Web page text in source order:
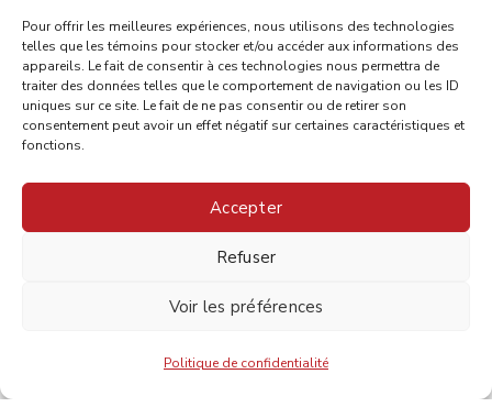
Pour offrir les meilleures expériences, nous utilisons des technologies
telles que les témoins pour stocker et/ou accéder aux informations des
appareils. Le fait de consentir à ces technologies nous permettra de
traiter des données telles que le comportement de navigation ou les ID
uniques sur ce site. Le fait de ne pas consentir ou de retirer son
consentement peut avoir un effet négatif sur certaines caractéristiques et
fonctions.
Accepter
Refuser
Voir les préférences
Politique de confidentialité
TECHNOLOGY
Qentakis amuis
Escorol marquee